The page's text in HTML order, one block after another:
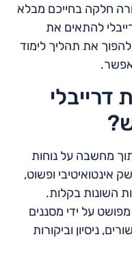
חלקה בחייכם מבלא
להתאים את
את תהליך לימוד
מחשבה על נוחות
ופשוט,
השונות בקלות.
על ידי מסננים
ניסיון וביקורות